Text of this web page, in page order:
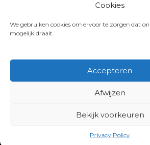
Cookies
We gebruiken cookies om ervoor te zorgen dat
mogelijk draait.
Accepteren
Afwijzen
Bekijk voorkeuren
Privacy Policy
VOLG ONS OP: